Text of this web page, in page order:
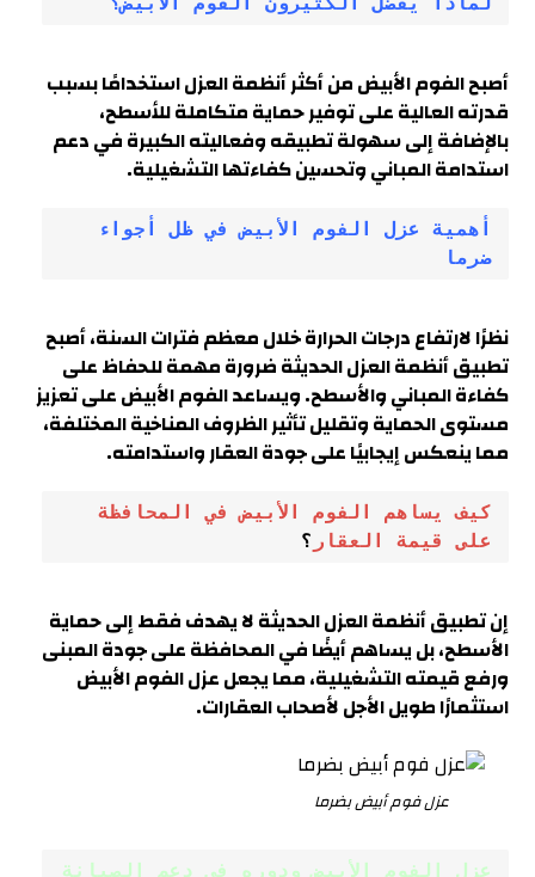
أصبح الفوم الأبيض من أكثر أنظمة العزل استخدامًا بسبب
قدرته العالية على توفير حماية متكاملة للأسطح،
بالإضافة إلى سهولة تطبيقه وفعاليته الكبيرة في دعم
استدامة المباني وتحسين كفاءتها التشغيلية.
ضرما
نظرًا لارتفاع درجات الحرارة خلال معظم فترات السنة، أصبح
تطبيق أنظمة العزل الحديثة ضرورة مهمة للحفاظ على
كفاءة المباني والأسطح. ويساعد الفوم الأبيض على تعزيز
مستوى الحماية وتقليل تأثير الظروف المناخية المختلفة،
مما ينعكس إيجابيًا على جودة العقار واستدامته.
على قيمة العقار ؟
إن تطبيق أنظمة العزل الحديثة لا يهدف فقط إلى حماية
الأسطح، بل يساهم أيضًا في المحافظة على جودة المبنى
ورفع قيمته التشغيلية، مما يجعل عزل الفوم الأبيض
استثمارًا طويل الأجل لأصحاب العقارات.
عزل فوم أبيض بضرما